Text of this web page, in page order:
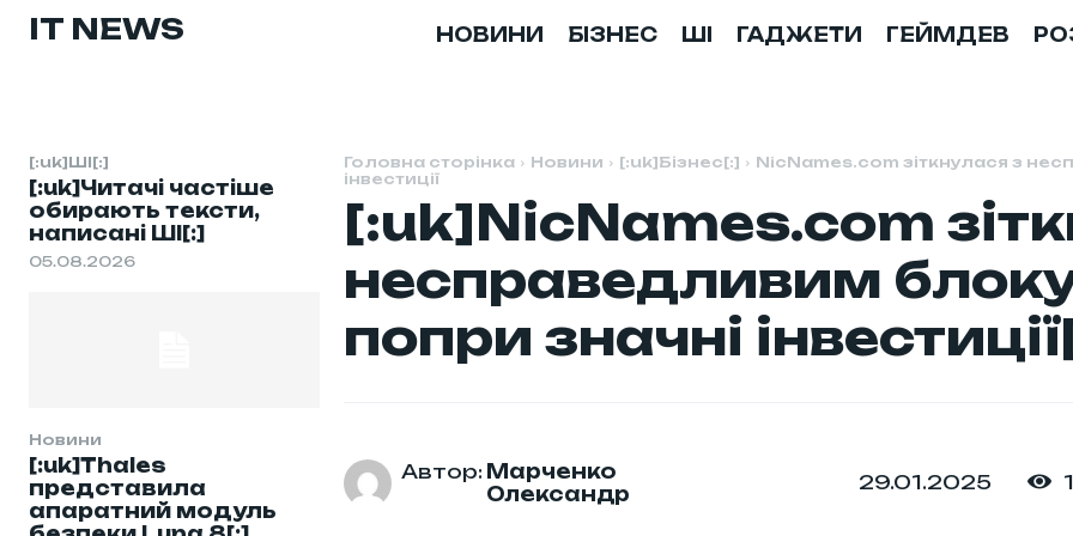
IT NEWS НОВИНИ БІЗНЕС ШІ ГАДЖЕТИ ГЕЙМДЕВ
[:uk]ШІ[:]
[:uk]Читачі частіше
обирають тексти,
написані ШІ[:]
05.08.2026
Новини
[:uk]Thales
представила
апаратний модуль
Головна сторінка Новини [:uk]Бізнес[:]
NicNames.com зіткнулася з
інвестиції
[:uk]NicNames.com
несправедливим
попри значні
Автор: Марченко
Олександр
29.01.2025